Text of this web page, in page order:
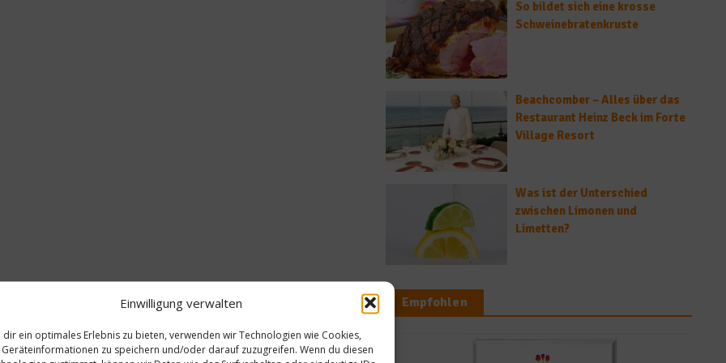
Einwilligung verwalten
dir ein optimales Erlebnis zu bieten, verwenden wir Technologien wie Cookies,
Geräteinformationen zu speichern und/oder darauf zuzugreifen. Wenn du diesen
So bildet sich eine krosse
Schweinebratenkruste
Beachcomber – Alles über das
Restaurant Heinz Beck im Forte
Village Resort
Was ist der Unterschied
zwischen Limonen und
Limetten?
Empfohlen